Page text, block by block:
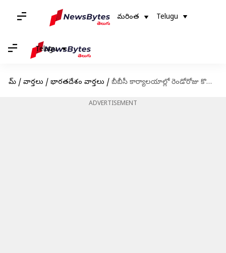
మరింత Telugu
Telugu
హోమ్ / వార్తలు / భారతదేశం వార్తలు / బీబీసీ కార్యాలయాల్లో రెండోరోజు కొనసాగుతున్న ఆదాయపు పన్నుశాఖ సోదాలు
ADVERTISEMENT